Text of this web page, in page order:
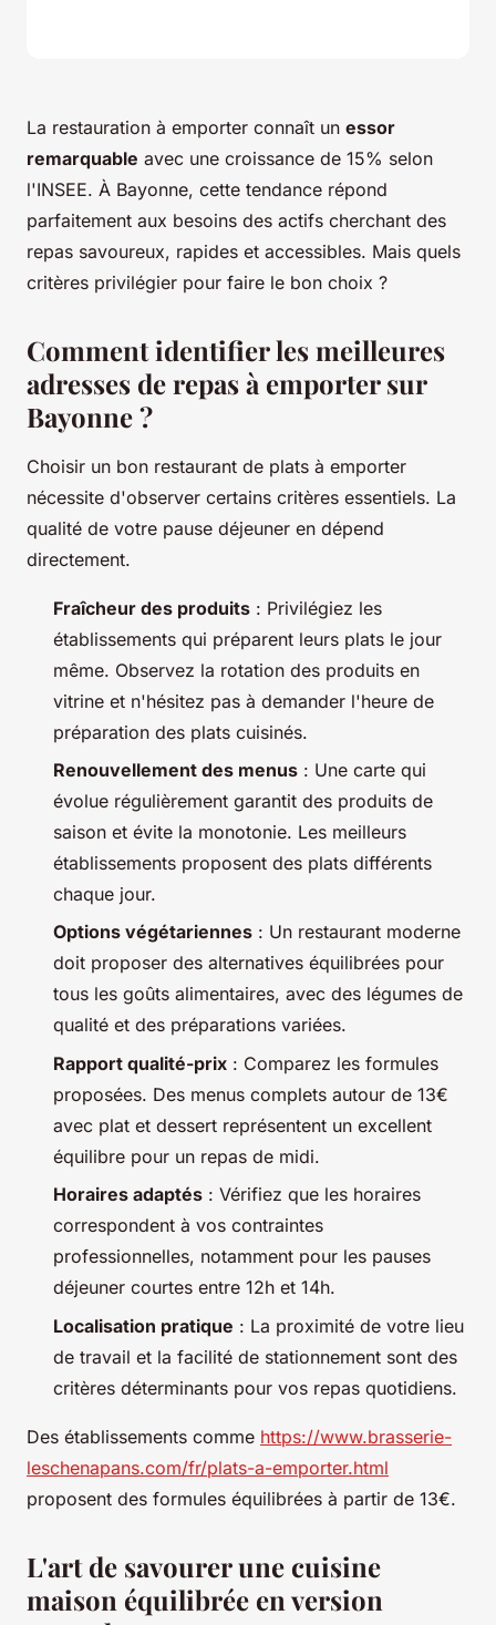
La restauration à emporter connaît un essor
remarquable avec une croissance de 15% selon
l'INSEE. À Bayonne, cette tendance répond
parfaitement aux besoins des actifs cherchant des
repas savoureux, rapides et accessibles. Mais quels
critères privilégier pour faire le bon choix ?
Comment identifier les meilleures
adresses de repas à emporter sur
Bayonne ?
Choisir un bon restaurant de plats à emporter
nécessite d'observer certains critères essentiels. La
qualité de votre pause déjeuner en dépend
directement.
Fraîcheur des produits : Privilégiez les
établissements qui préparent leurs plats le jour
même. Observez la rotation des produits en
vitrine et n'hésitez pas à demander l'heure de
préparation des plats cuisinés.
Renouvellement des menus : Une carte qui
évolue régulièrement garantit des produits de
saison et évite la monotonie. Les meilleurs
établissements proposent des plats différents
chaque jour.
Options végétariennes : Un restaurant moderne
doit proposer des alternatives équilibrées pour
tous les goûts alimentaires, avec des légumes de
qualité et des préparations variées.
Rapport qualité-prix : Comparez les formules
proposées. Des menus complets autour de 13€
avec plat et dessert représentent un excellent
équilibre pour un repas de midi.
Horaires adaptés : Vérifiez que les horaires
correspondent à vos contraintes
professionnelles, notamment pour les pauses
déjeuner courtes entre 12h et 14h.
Localisation pratique : La proximité de votre lieu
de travail et la facilité de stationnement sont des
critères déterminants pour vos repas quotidiens.
Des établissements comme https://www.brasserie-
leschenapans.com/fr/plats-a-emporter.html
proposent des formules équilibrées à partir de 13€.
L'art de savourer une cuisine
maison équilibrée en version